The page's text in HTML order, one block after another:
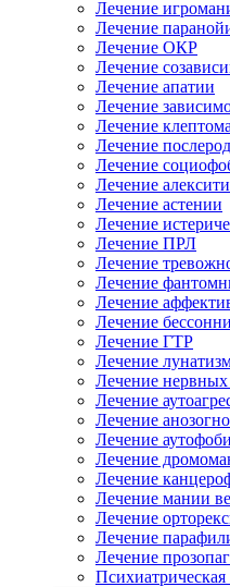
Лечение
Лечение
Лечение ОКР
Лечение
Лечение апатии
Лечение
Лечение
Лечение
Лечение
Лечение
Лечение астении
Лечение
Лечение ПРЛ
Лечение
Лечение
Лечение
Лечение
Лечение ГТР
Лечение
Лечение нервных
Лечение
Лечение
Лечение
Лечение
Лечение
Лечение мании
Лечение
Лечение
Лечение